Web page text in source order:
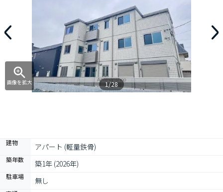
画像を拡大 1/28
建物 アパート (軽量鉄骨)
築年数 築1年 (2026年)
駐車場 無し